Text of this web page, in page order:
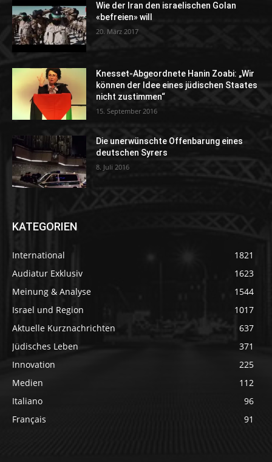
Wie der Iran den israelischen Golan
«befreien» will
20. März 2017
Knesset-Abgeordnete Hanin Zoabi: „Wir
können der Idee eines jüdischen Staates
nicht zustimmen“
15. September 2016
Die unerwünschte Offenbarung eines
deutschen Syrers
8. Juli 2016
KATEGORIEN
International
1821
Audiatur Exklusiv
1623
Meinung & Analyse
1544
Israel und Region
1017
Aktuelle Kurznachrichten
637
Jüdisches Leben
371
Innovation
225
Medien
112
Italiano
96
Français
91